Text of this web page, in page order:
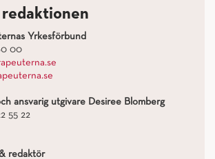
redaktionen
Yrkesförbund
00
ansvarig utgivare Desiree Blomberg
55 22
redaktör